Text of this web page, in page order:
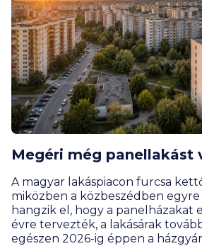
Megéri még panellakást
A magyar lakáspiacon furcsa
miközben a közbeszédben
hangzik el, hogy a panelházakat
évre tervezték, a lakásárak
egészen 2026-ig éppen a